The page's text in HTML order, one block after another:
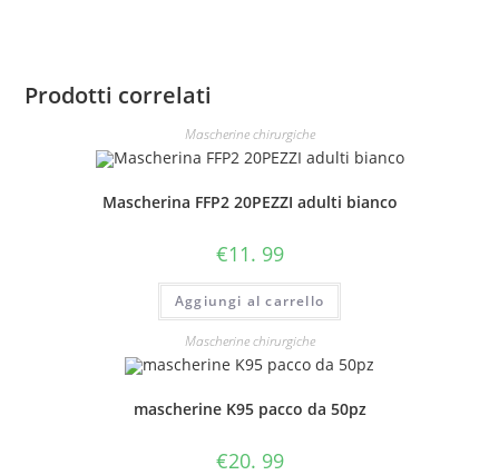
Prodotti correlati
Mascherine chirurgiche
Mascherina FFP2 20PEZZI adulti bianco
€11. 99
Aggiungi al carrello
Mascherine chirurgiche
mascherine K95 pacco da 50pz
€20. 99